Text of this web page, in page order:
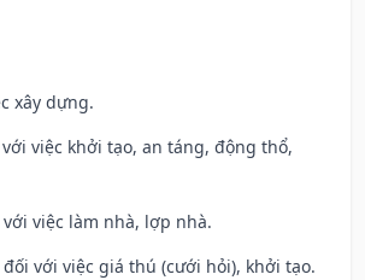
xây dựng.
việc khởi tạo, an táng, động thổ,
với việc làm nhà, lợp nhà.
đối với việc giá thú (cưới hỏi), khởi tạo.